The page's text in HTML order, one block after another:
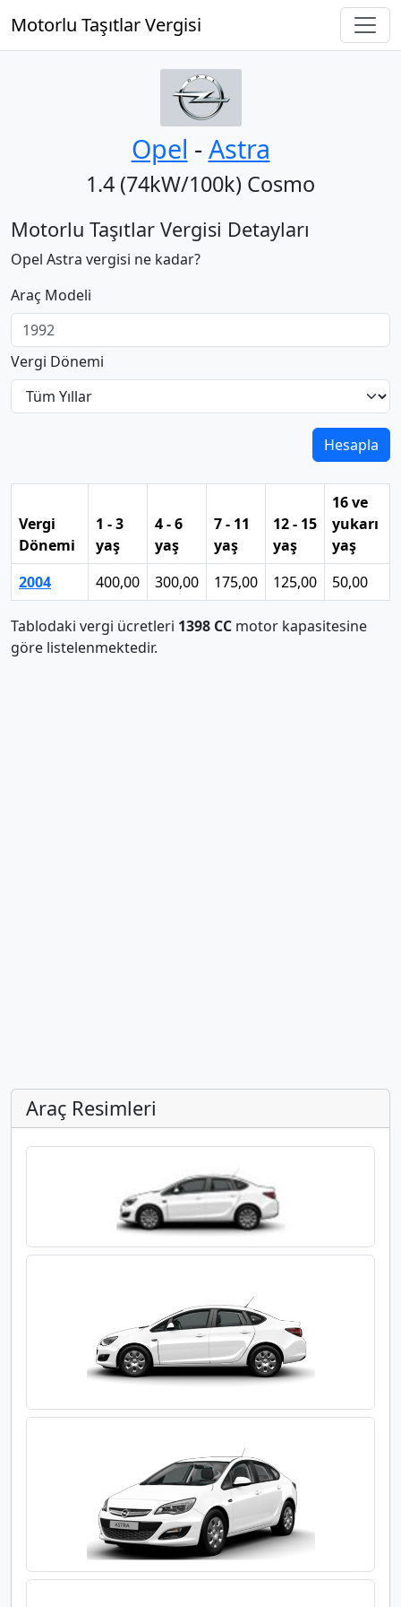
Motorlu Taşıtlar Vergisi
Opel ‐ Astra
1.4 (74kW/100k) Cosmo
Motorlu Taşıtlar Vergisi Detayları
Opel Astra vergisi ne kadar?
Araç Modeli
Vergi Dönemi
Hesapla
Vergi
Dönemi
1 - 3
yaş
4 - 6
yaş
7 - 11
yaş
12 - 15
yaş
16 ve
yukarı
yaş
2004
400,00 300,00 175,00 125,00 50,00
Tablodaki vergi ücretleri 1398 CC motor kapasitesine
göre listelenmektedir.
Araç Resimleri